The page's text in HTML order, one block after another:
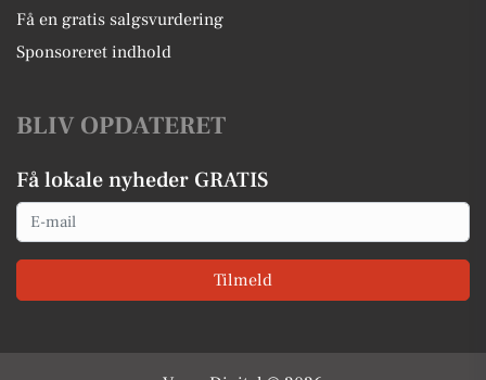
Få en gratis salgsvurdering
Sponsoreret indhold
BLIV OPDATERET
Få lokale nyheder GRATIS
Email
Tilmeld